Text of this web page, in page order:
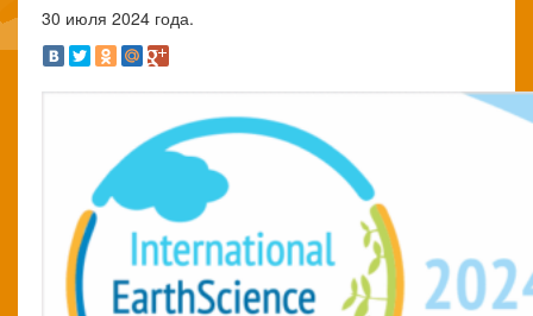
30 июля 2024 года.